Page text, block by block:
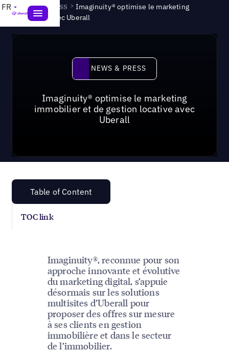
FR News & Press >Imaginuity® optimise le marketing
immobilier avec Uberall
News & Press
NEWS & PRESS
Imaginuity® optimise le marketing
immobilier et de gestion locative avec
Uberall
Table of Content
TOC link
Imaginuity®, reconnue pour son
approche innovante et évolutive
du marketing digital, s’appuie
désormais sur les solutions
multisites d’Uberall pour
proposer des offres sur mesure
à ses clients en gestion
immobilière et dans le secteur
de l’immobilier.